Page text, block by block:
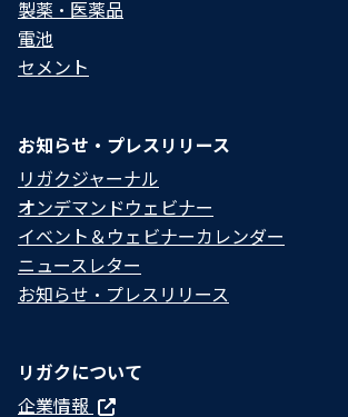
製薬・医薬品
電池
セメント
お知らせ・プレスリリース
リガクジャーナル
オンデマンドウェビナー
イベント＆ウェビナーカレンダー
ニュースレター
お知らせ・プレスリリース
リガクについて
企業情報